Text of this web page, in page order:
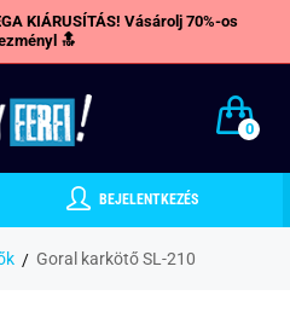
KIÁRUSÍTÁS! Vásárolj 70%-os
🔝
0
BEJELENTKEZÉS
Goral karkötő SL-210